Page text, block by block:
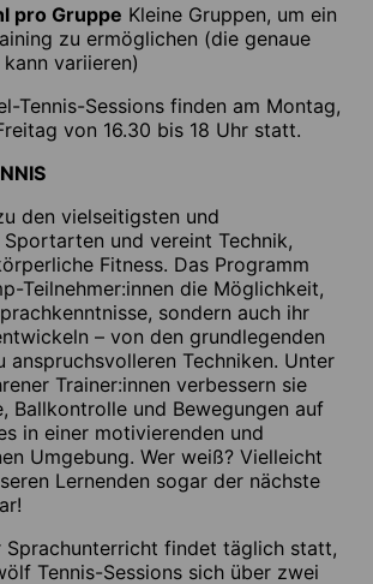
pro Gruppe Kleine Gruppen, um ein
zu ermöglichen (die genaue
variieren)
Tennis-Sessions finden am Montag,
von 16.30 bis 18 Uhr statt.
den vielseitigsten und
und vereint Technik,
Fitness. Das Programm
Teilnehmer:innen die Möglichkeit,
sondern auch ihr
– von den grundlegenden
anspruchsvolleren Techniken. Unter
Trainer:innen verbessern sie
Ballkontrolle und Bewegungen auf
in einer motivierenden und
Umgebung. Wer weiß? Vielleicht
Lernenden sogar der nächste
Sprachunterricht findet täglich statt,
Tennis-Sessions sich über zwei